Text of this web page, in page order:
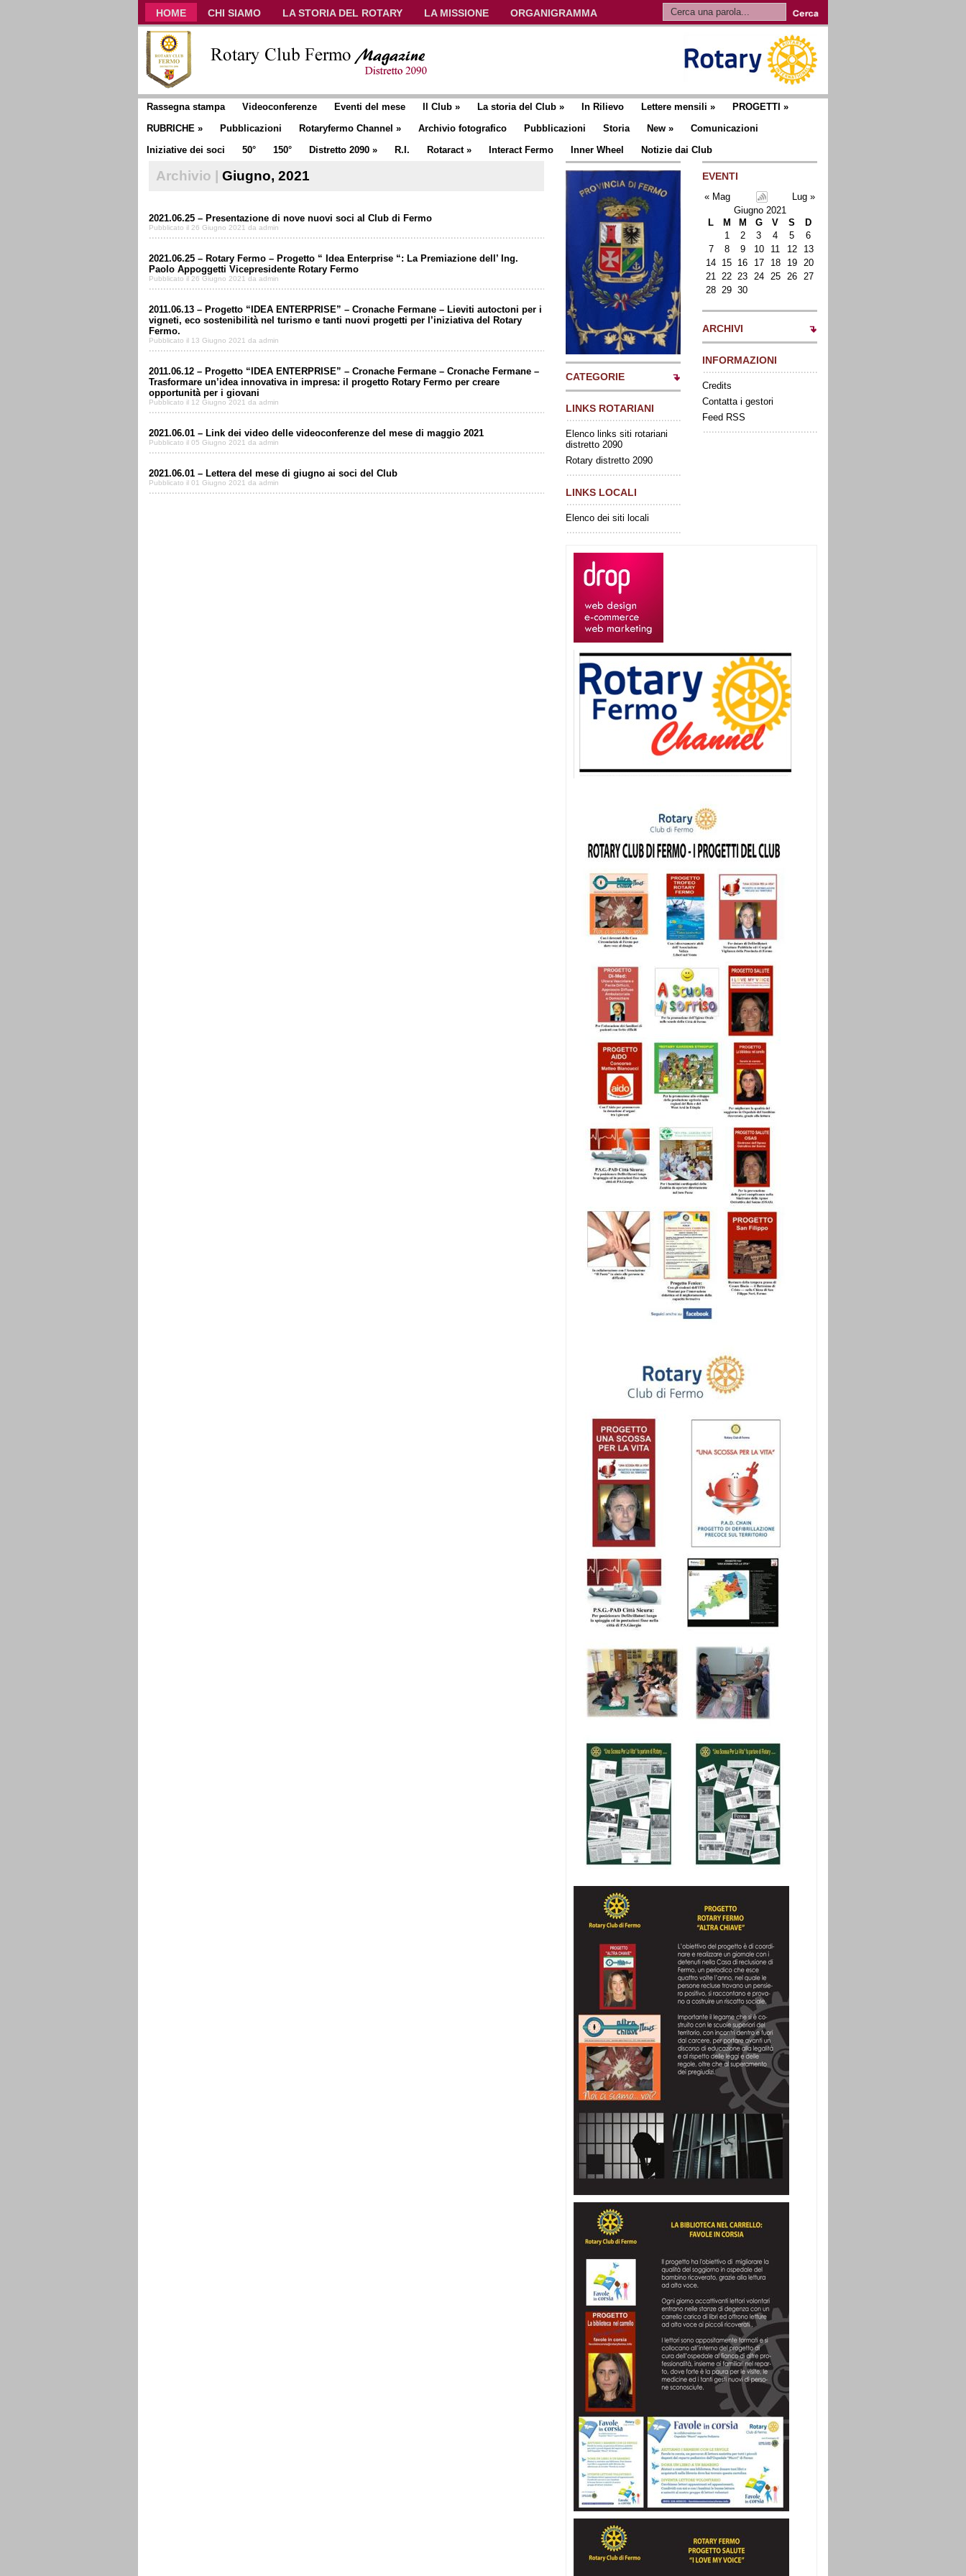
HOME CHI SIAMO LA STORIA DEL ROTARY LA MISSIONE
ORGANIGRAMMA
CLUB COMMUNICATOR
Rassegna stampa Videoconferenze Eventi del mese Il Club » La storia del Club » In Rilievo Lettere mensili » PROGETTI »
RUBRICHE » Pubblicazioni Rotaryfermo Channel » Archivio fotografico Pubblicazioni Storia New »
Comunicazioni
Iniziative dei soci
50° 150° Distretto 2090 » R.I. Rotaract» Interact Fermo Inner Wheel Notizie dai Club
Archivio | Giugno, 2021
2021.06.25 – Presentazione di nove nuovi soci al Club di Fermo
Pubblicato il 26 Giugno 2021 da admin
2021.06.25 – Rotary Fermo – Progetto “ Idea Enterprise “: La Premiazione dell’ Ing.
Paolo Appoggetti Vicepresidente Rotary Fermo
Pubblicato il 26 Giugno 2021 da admin
2011.06.13 – Progetto “IDEA ENTERPRISE” – Cronache Fermane – Lieviti autoctoni per i
vigneti, eco sostenibilità nel turismo e tanti nuovi progetti per l’iniziativa del Rotary
Fermo.
Pubblicato il 13 Giugno 2021 da admin
2011.06.12 – Progetto “IDEA ENTERPRISE” – Cronache Fermane – Cronache Fermane –
Trasformare un’idea innovativa in impresa: il progetto Rotary Fermo per creare
opportunità per i giovani
Pubblicato il 12 Giugno 2021 da admin
2021.06.01 – Link dei video delle videoconferenze del mese di maggio 2021
Pubblicato il 05 Giugno 2021 da admin
2021.06.01 – Lettera del mese di giugno ai soci del Club
Pubblicato il 01 Giugno 2021 da admin
CATEGORIE
LINKS ROTARIANI
Elenco links siti rotariani
distretto 2090
Rotary distretto 2090
LINKS LOCALI
Elenco dei siti locali
EVENTI
« Mag
Lug »
Giugno 2021
L
M M G V S
D
1
2 3 4 5
6
7
8 9 10 11 12
13
14 15 16 17 18 19
20
21 22 23 24 25 26
27
28 29 30
ARCHIVI
INFORMAZIONI
Credits
Contatta i gestori
Feed RSS